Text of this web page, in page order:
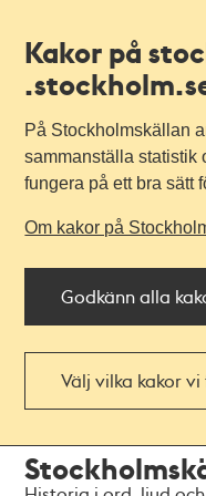
Kakor på
På Stockholmskällan
sammanställa statistik
fungera på ett bra sätt
Om kakor på
Godkänn alla
Välj vilka kakor
navigationen
huvudinnehållet